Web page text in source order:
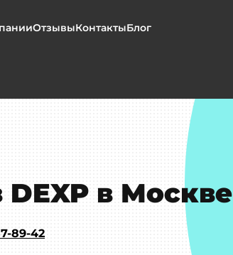
ОтзывыКонтактыБлог
в Москве
89-42